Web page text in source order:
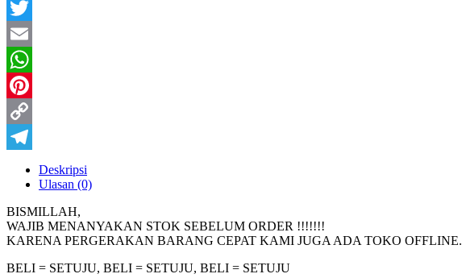
Facebook
Twitter
Email
WhatsApp
Pinterest
Copy
Telegram
Deskripsi
Ulasan (0)
BISMILLAH,
WAJIB MENANYAKAN STOK SEBELUM ORDER !!!!!!!
KARENA PERGERAKAN BARANG CEPAT KAMI JUGA ADA TOKO OFFLINE.
BELI = SETUJU, BELI = SETUJU, BELI = SETUJU